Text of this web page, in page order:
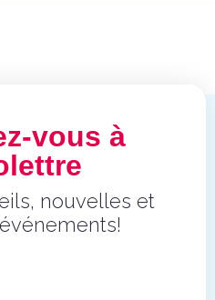
vous à
nouvelles et